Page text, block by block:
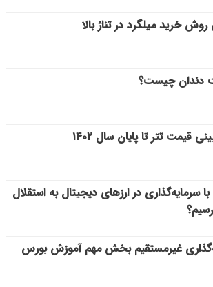
خرید میلگرد در تناژ بالا
دندان چیست؟
قیمت تتر تا پایان سال ۱۴۰۲
سرمایه‌گذاری در ارزهای دیجیتال به استقلال
غیرمستقیم بخش مهم آموزش بورس